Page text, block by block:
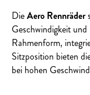
DieAero Rennräder
Geschwindigkeit
Rahmenform,
Sitzposition bieten
bei hohen